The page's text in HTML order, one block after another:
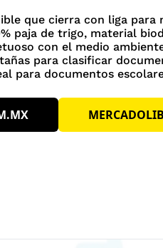
que cierra con liga para
paja de trigo, material
con el medio
para clasificar
para documentos